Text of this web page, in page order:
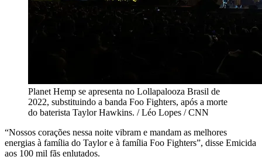
Planet Hemp se apresenta no Lollapalooza Brasil de
2022, substituindo a banda Foo Fighters, após a morte
do baterista Taylor Hawkins. / Léo Lopes / CNN
“Nossos corações nessa noite vibram e mandam as melhores
energias à família do Taylor e à família Foo Fighters”, disse Emicida
aos 100 mil fãs enlutados.